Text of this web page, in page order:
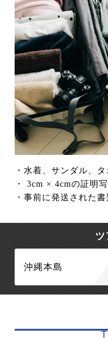
・水着、サンダル、
・ 3cm × 4cmの証明
・事前に発送された
ツ
沖縄本島